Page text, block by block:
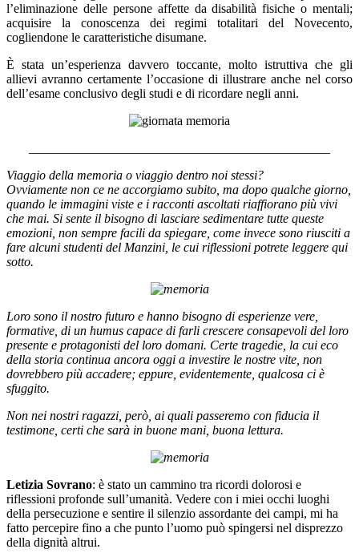
l’eliminazione delle persone affette da disabilità fisiche o mentali;
acquisire la conoscenza dei regimi totalitari del Novecento,
cogliendone le caratteristiche disumane.
È stata un’esperienza davvero toccante, molto istruttiva che gli
allievi avranno certamente l’occasione di illustrare anche nel corso
dell’esame conclusivo degli studi e di ricordare negli anni.
Viaggio della memoria o viaggio dentro noi stessi?
Ovviamente non ce ne accorgiamo subito, ma dopo qualche giorno,
quando le immagini viste e i racconti ascoltati riaffiorano più vivi
che mai. Si sente il bisogno di lasciare sedimentare tutte queste
emozioni, non sempre facili da spiegare, come invece sono riusciti a
fare alcuni studenti del Manzini, le cui riflessioni potrete leggere qui
sotto.
Loro sono il nostro futuro e hanno bisogno di esperienze vere,
formative, di un humus capace di farli crescere consapevoli del loro
presente e protagonisti del loro domani. Certe tragedie, la cui eco
della storia continua ancora oggi a investire le nostre vite, non
dovrebbero più accadere; eppure, evidentemente, qualcosa ci è
sfuggito.
Non nei nostri ragazzi, però, ai quali passeremo con fiducia il
testimone, certi che sarà in buone mani, buona lettura.
Letizia Sovrano: è stato un cammino tra ricordi dolorosi e
riflessioni profonde sull’umanità. Vedere con i miei occhi luoghi
della persecuzione e sentire il silenzio assordante dei campi, mi ha
fatto percepire fino a che punto l’uomo può spingersi nel disprezzo
della dignità altrui.